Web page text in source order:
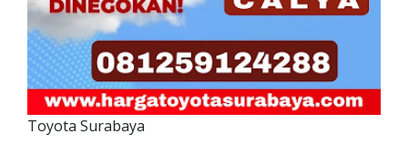
Toyota Surabaya